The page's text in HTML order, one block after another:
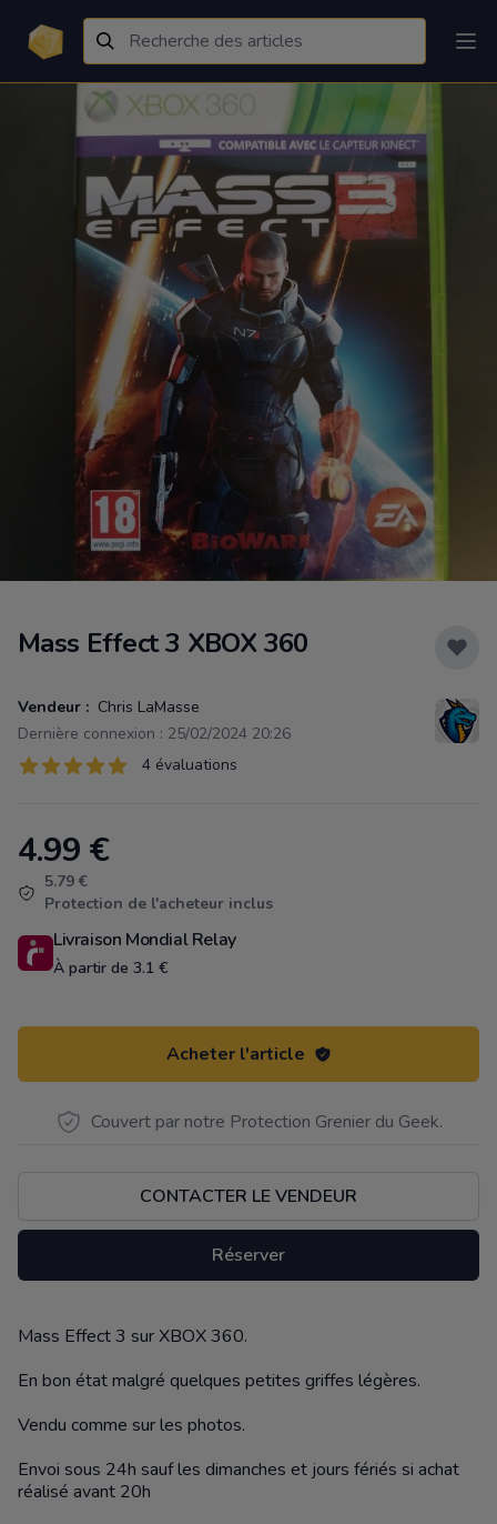
Mass Effect 3 XBOX 360
Vendeur : Chris LaMasse
Dernière connexion : 25/02/2024 20:26
Évaluations
4 sur 5 étoiles 4 évaluations
Product information
4.99 €
5.79 €
Protection de l'acheteur inclus
Livraison Mondial Relay
À partir de 3.1 €
Acheter l'article
Couvert par notre Protection Grenier du Geek.
CONTACTER LE VENDEUR
Réserver
Description
Mass Effect 3 sur XBOX 360.
En bon état malgré quelques petites griffes légères.
Vendu comme sur les photos.
Envoi sous 24h sauf les dimanches et jours fériés si achat
réalisé avant 20h